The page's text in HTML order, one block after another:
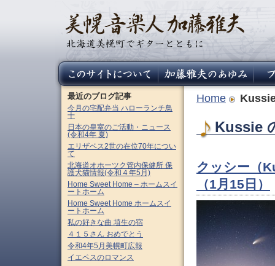
Home
Kussie
クッシー（
（1月15日）
最近のブログ記事
今月の宅配弁当 ハローランチ鳥
十
日本の皇室のご活動・ニュース
(令和4年 夏)
エリザベス2世の在位70年につい
て
北海道オホーツク管内保健所 保
護犬猫情報(令和４年5月)
Home Sweet Home – ホームスイ
ートホーム
Home Sweet Home ホームスイ
ートホーム
私の好きな曲 埴生の宿
４１５さん おめでとう
令和4年5月美幌町広報
イエペスのロマンス